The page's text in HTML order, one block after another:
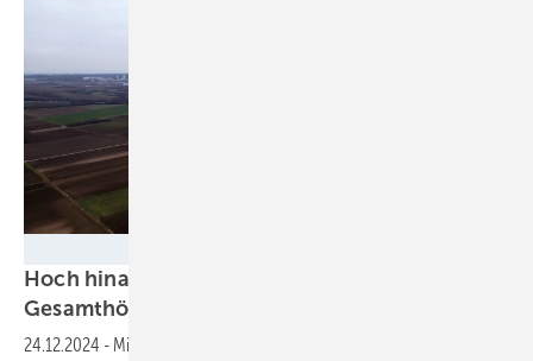
Hoch hinaus: Vestas-Anlage mit 250 m
Gesamthöhe in Mainz-Hechtsheim
24.12.2024 - Mit einer Gesamtleistung von 6,2 Megawatt (MW) ist die